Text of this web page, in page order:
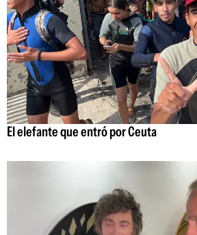
El elefante que entró por Ceuta